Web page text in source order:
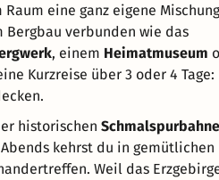
eine ganz eigene
Bergbau verbunden wie das
, einem Heimatmuseum
Kurzreise über 3 oder 4 Tage:
historischen
Abends kehrst du in gemütlichen
Weil das